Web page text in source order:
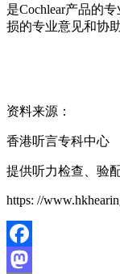
是Cochlear产品的
损的专业意见和协助
资料来源：
香港听言专科中心
提供听力检查、验
https: //
Facebook